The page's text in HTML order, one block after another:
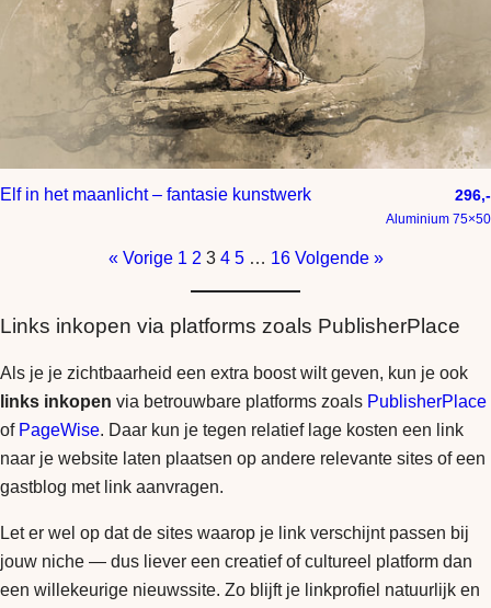
Elf in het maanlicht – fantasie kunstwerk 296,-
Aluminium 75×50
« Vorige 1 2 3 4 5 … 16 Volgende »
Links inkopen via platforms zoals PublisherPlace
Als je je zichtbaarheid een extra boost wilt geven, kun je ook
links inkopen via betrouwbare platforms zoals PublisherPlace
of PageWise. Daar kun je tegen relatief lage kosten een link
naar je website laten plaatsen op andere relevante sites of een
gastblog met link aanvragen.
Let er wel op dat de sites waarop je link verschijnt passen bij
jouw niche — dus liever een creatief of cultureel platform dan
een willekeurige nieuwssite. Zo blijft je linkprofiel natuurlijk en